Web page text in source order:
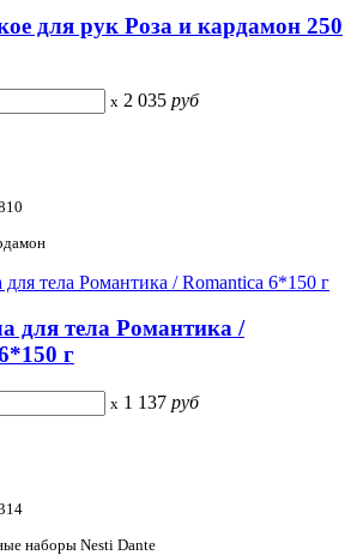
для рук Роза и кардамон 250
x 2 035 руб
для тела Романтика /
г
x 1 137 руб
наборы Nesti Dante